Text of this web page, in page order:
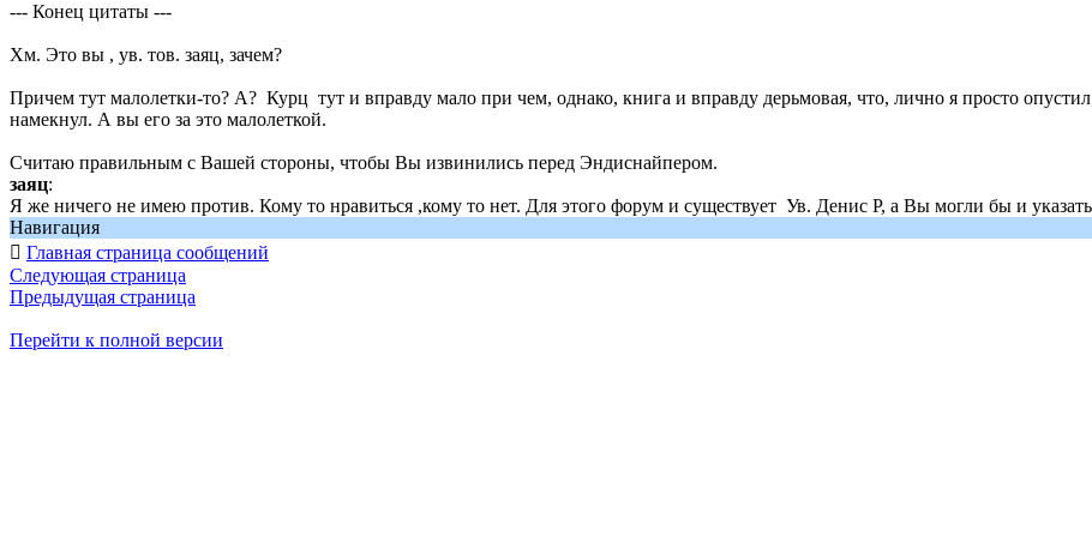
--- Конец цитаты ---
Хм. Это вы , ув. тов. заяц, зачем?
Причем тут малолетки-то? А? Курц тут и вправду мало при чем, однако, книга и вправду дерьмовая, что, лично я просто
намекнул. А вы его за это малолеткой.
Считаю правильным с Вашей стороны, чтобы Вы извинились перед Эндиснайпером.
заяц:
Я же ничего не имею против. Кому то нравиться ,кому то нет. Для этого форум и существует Ув. Денис Р, а Вы могли бы и
Навигация
 Главная страница сообщений
Следующая страница
Предыдущая страница
Перейти к полной версии